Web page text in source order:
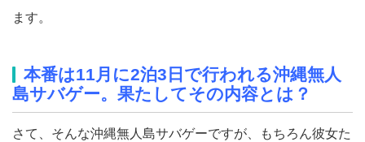
ます。
本番は11月に2泊3日で行われる沖縄無人
島サバゲー。果たしてその内容とは？
さて、そんな沖縄無人島サバゲーですが、もちろん彼女た